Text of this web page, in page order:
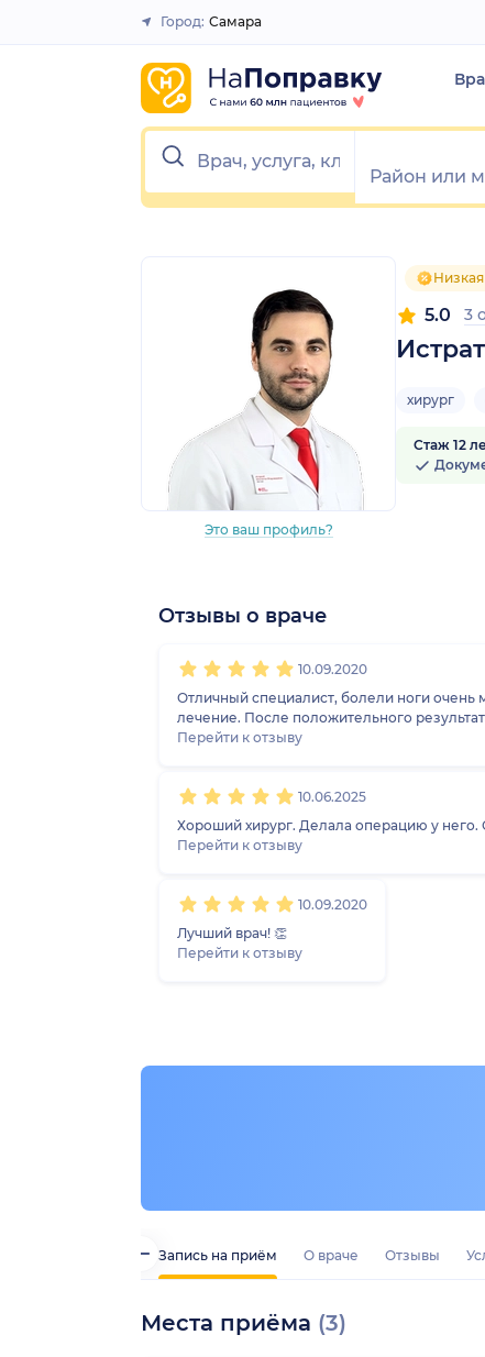
Закрыть
Город: Самара
Это ваш профиль?
5.0 3
хирург
Стаж 12
Запись на приём О враче Отзывы
Места приёма (3)
Отзывы о враче
10.09.2020
Отличный специалист, болели ноги очень
лечение. После положительного
Перейти к отзыву
10.06.2025
Хороший хирург. Делала операцию у него.
Перейти к отзыву
10.09.2020
Лучший врач! 👏
Перейти к отзыву